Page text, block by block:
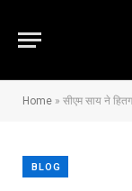
Home » सीएम साय ने
BLOG